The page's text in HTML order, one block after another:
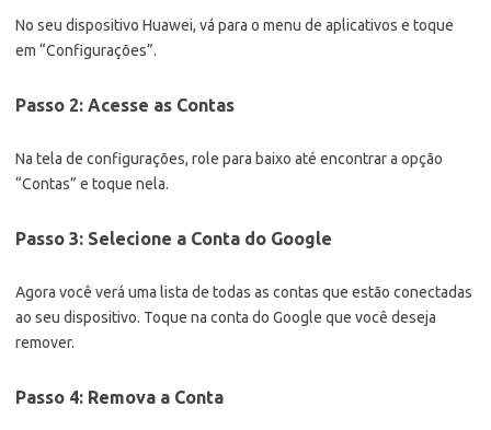
No seu dispositivo Huawei, vá para o menu de aplicativos e toque
em “Configurações”.
Passo 2: Acesse as Contas
Na tela de configurações, role para baixo até encontrar a opção
“Contas” e toque nela.
Passo 3: Selecione a Conta do Google
Agora você verá uma lista de todas as contas que estão conectadas
ao seu dispositivo. Toque na conta do Google que você deseja
remover.
Passo 4: Remova a Conta